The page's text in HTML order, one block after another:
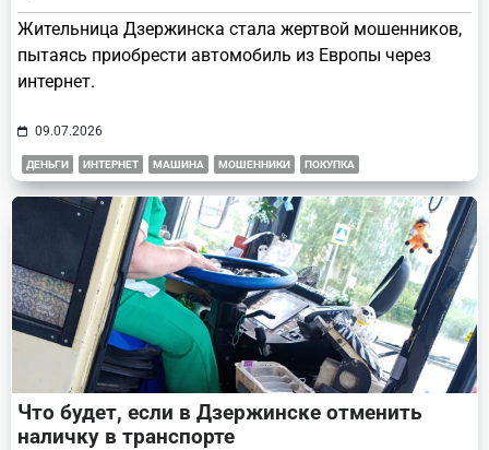
Жительница Дзержинска стала жертвой мошенников,
пытаясь приобрести автомобиль из Европы через
интернет.
09.07.2026
ДЕНЬГИ ИНТЕРНЕТ МАШИНА МОШЕННИКИ ПОКУПКА
Что будет, если в Дзержинске отменить
наличку в транспорте